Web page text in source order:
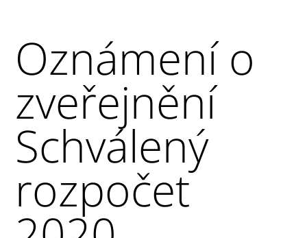
Oznámení o
zveřejnění
Schválený
rozpočet